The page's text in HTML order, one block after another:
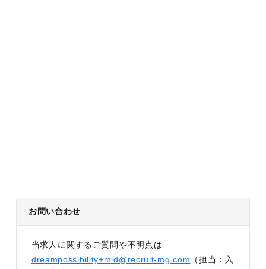
お問い合わせ
当求人に関するご質問や不明点は
dreampossibility+mid@recruit-mg.com （担当：入